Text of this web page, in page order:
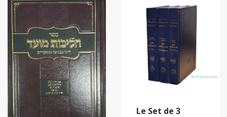
Le Set de 3